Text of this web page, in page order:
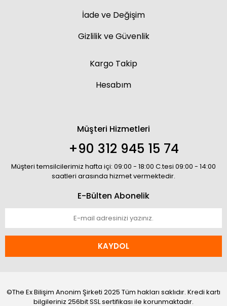
İade ve Değişim
Gizlilik ve Güvenlik
Kargo Takip
Hesabım
Müşteri Hizmetleri
+90 312 945 15 74
Müşteri temsilcilerimiz hafta içi: 09:00 - 18:00 C.tesi 09:00 - 14:00
saatleri arasında hizmet vermektedir.
E-Bülten Abonelik
KAYDOL
©The Ex Bilişim Anonim Şirketi 2025 Tüm hakları saklıdır. Kredi kartı
bilgileriniz 256bit SSL sertifikası ile korunmaktadır.